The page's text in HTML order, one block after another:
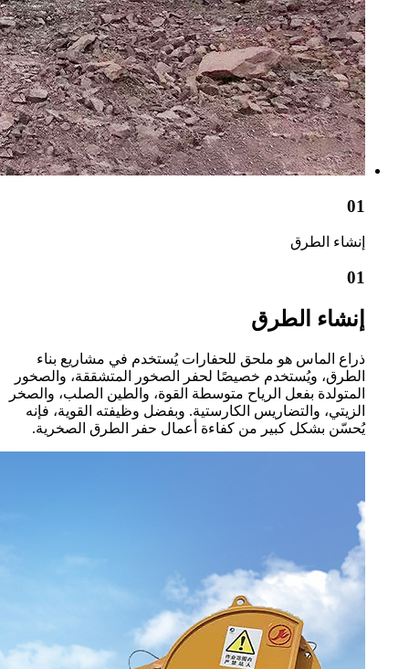
01
إنشاء الطرق
01
إنشاء الطرق
ذراع الماس هو ملحق للحفارات يُستخدم في مشاريع بناء
الطرق، ويُستخدم خصيصًا لحفر الصخور المتشققة، والصخور
المتولدة بفعل الرياح متوسطة القوة، والطين الصلب، والصخر
الزيتي، والتضاريس الكارستية. وبفضل وظيفته القوية، فإنه
يُحسّن بشكل كبير من كفاءة أعمال حفر الطرق الصخرية.